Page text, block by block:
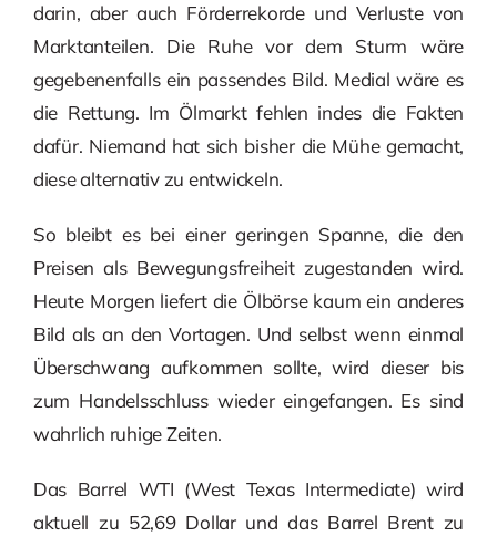
darin, aber auch Förderrekorde und Verluste von
Marktanteilen. Die Ruhe vor dem Sturm wäre
gegebenenfalls ein passendes Bild. Medial wäre es
die Rettung. Im Ölmarkt fehlen indes die Fakten
dafür. Niemand hat sich bisher die Mühe gemacht,
diese alternativ zu entwickeln.
So bleibt es bei einer geringen Spanne, die den
Preisen als Bewegungsfreiheit zugestanden wird.
Heute Morgen liefert die Ölbörse kaum ein anderes
Bild als an den Vortagen. Und selbst wenn einmal
Überschwang aufkommen sollte, wird dieser bis
zum Handelsschluss wieder eingefangen. Es sind
wahrlich ruhige Zeiten.
Das Barrel WTI (West Texas Intermediate) wird
aktuell zu 52,69 Dollar und das Barrel Brent zu